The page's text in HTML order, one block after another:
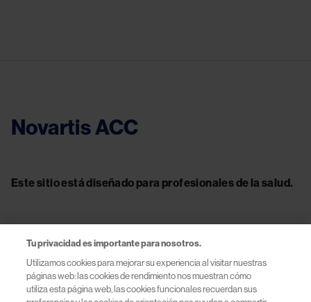
Novartis ACC
Este sitio está diseñado para profesionales de la salud.
Información útil
Tu privacidad es importante para nosotros.
Utilizamos cookies para mejorar su experiencia al visitar nuestras
páginas web: las cookies de rendimiento nos muestran cómo
utiliza esta página web, las cookies funcionales recuerdan sus